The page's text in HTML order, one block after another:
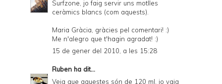
Surfzone, jo faig servir uns motlles
ceràmics blancs (com aquests).
Maria Gràcia, gràcies pel comentari! :)
Me n'alegro que t'hagin agradat! :)
15 de gener del 2010, a les 15:28
Ruben ha dit...
Veig que aquestes són de 120 ml, jo vaig